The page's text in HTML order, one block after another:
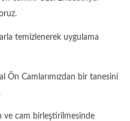
temizlenerek uygulama
Ön Camlarımızdan bir tanesini
ve cam birleştirilmesinde